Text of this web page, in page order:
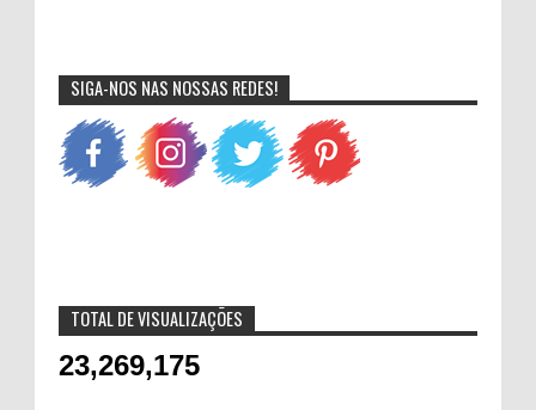
SIGA-NOS NAS NOSSAS REDES!
TOTAL DE VISUALIZAÇÕES
23,269,175